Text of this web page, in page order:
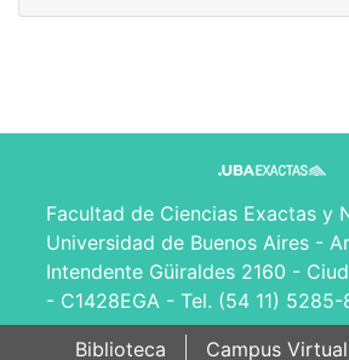
Facultad de Ciencias Exactas y
Universidad de Buenos Aires -
Intendente Güiraldes 2160 -
- C1428EGA - Tel. (54 11) 5285-
Biblioteca
Campus Virtual